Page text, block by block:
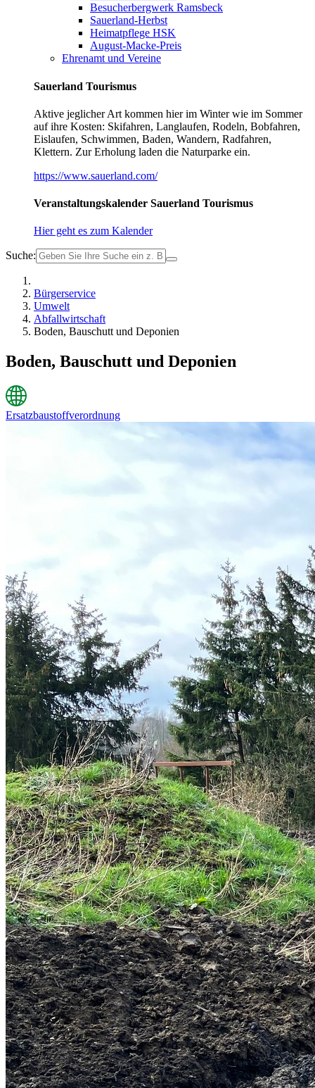
Besucherbergwerk Ramsbeck
Sauerland-Herbst
Heimatpflege HSK
August-Macke-Preis
Ehrenamt und Vereine
Sauerland Tourismus
Aktive jeglicher Art kommen hier im Winter wie im Sommer
auf ihre Kosten: Skifahren, Langlaufen, Rodeln, Bobfahren,
Eislaufen, Schwimmen, Baden, Wandern, Radfahren,
Klettern. Zur Erholung laden die Naturparke ein.
https://www.sauerland.com/
Veranstaltungskalender Sauerland Tourismus
Hier geht es zum Kalender
Suche:
Bürgerservice
Umwelt
Abfallwirtschaft
Boden, Bauschutt und Deponien
Boden, Bauschutt und Deponien
Ersatzbaustoffverordnung